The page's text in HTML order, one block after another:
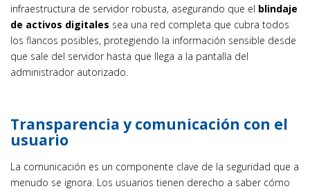
infraestructura de servidor robusta, asegurando que el blindaje
de activos digitales sea una red completa que cubra todos
los flancos posibles, protegiendo la información sensible desde
que sale del servidor hasta que llega a la pantalla del
administrador autorizado.
Transparencia y comunicación con el
usuario
La comunicación es un componente clave de la seguridad que a
menudo se ignora. Los usuarios tienen derecho a saber cómo